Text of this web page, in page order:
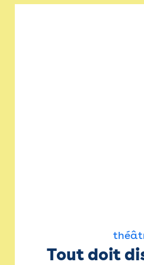
Tout doit